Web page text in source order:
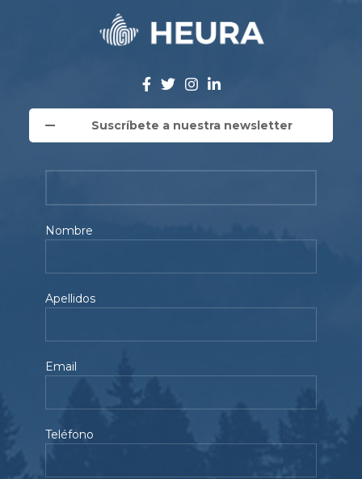
Suscríbete a nuestra newsletter
Nombre
Apellidos
Email
Teléfono